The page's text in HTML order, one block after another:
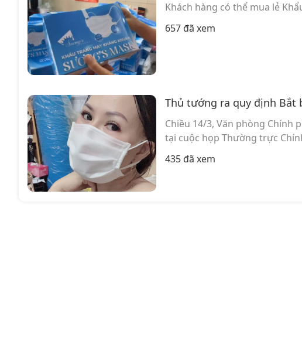
Khách hàng có thể mua lẻ
657 đã xem
Thủ tướng ra quy định Bắt
Chiều 14/3, Văn phòng Chính
tại cuộc họp Thường trực
435 đã xem